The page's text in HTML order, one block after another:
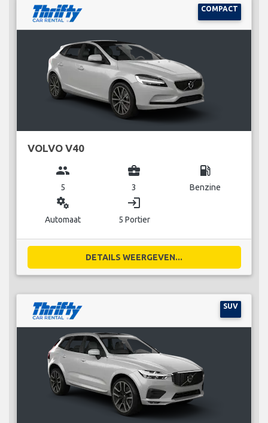
COMPACT
VOLVO V40
group
5
business_center
3
local_gas_station
Benzine
miscellaneous_services
Automaat
login
5 Portier
DETAILS WEERGEVEN...
SUV